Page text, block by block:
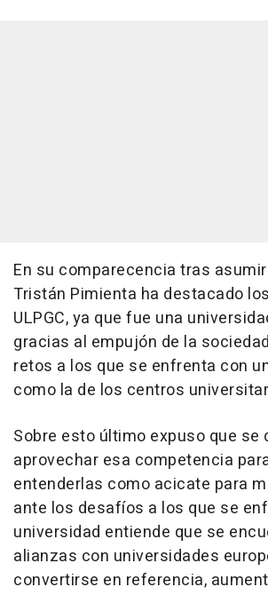
En su comparecencia tras
Tristán Pimienta ha destacado
ULPGC, ya que fue una
gracias al empujón de la
retos a los que se enfrenta con
como la de los centros
Sobre esto último expuso que se
aprovechar esa competencia
entenderlas como acicate para
ante los desafíos a los que se
universidad entiende que se
alianzas con universidades
convertirse en referencia,